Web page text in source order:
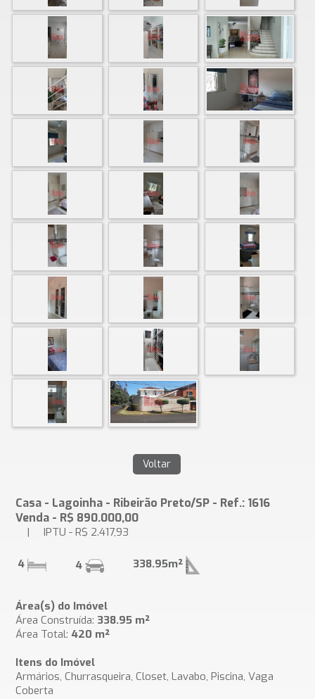
Casa - Lagoinha - Ribeirão Preto/SP - Ref.: 1616
Venda - R$ 890.000,00
| IPTU - R$ 2.417,93
4 4 338.95m²
Área(s) do Imóvel
Área Construída: 338.95 m²
Área Total: 420 m²
Itens do Imóvel
Armários, Churrasqueira, Closet, Lavabo, Piscina, Vaga
Coberta